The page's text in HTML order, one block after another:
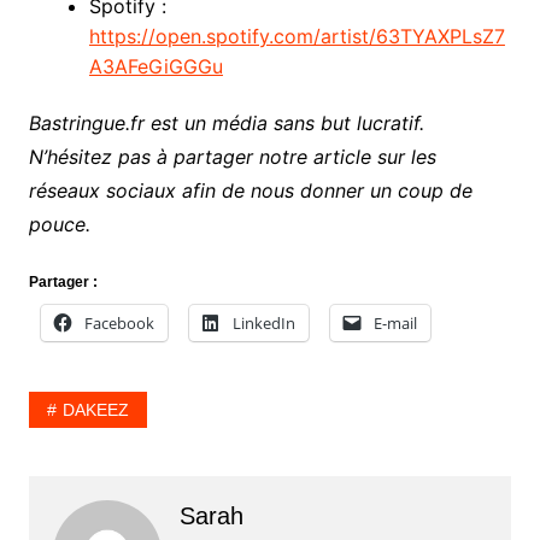
Spotify :
https://open.spotify.com/artist/63TYAXPLsZ7
A3AFeGiGGGu
Bastringue.fr est un média sans but lucratif.
N’hésitez pas à partager notre article sur les
réseaux sociaux afin de nous donner un coup de
pouce.
Partager :
Facebook LinkedIn E-mail
DAKEEZ
Sarah